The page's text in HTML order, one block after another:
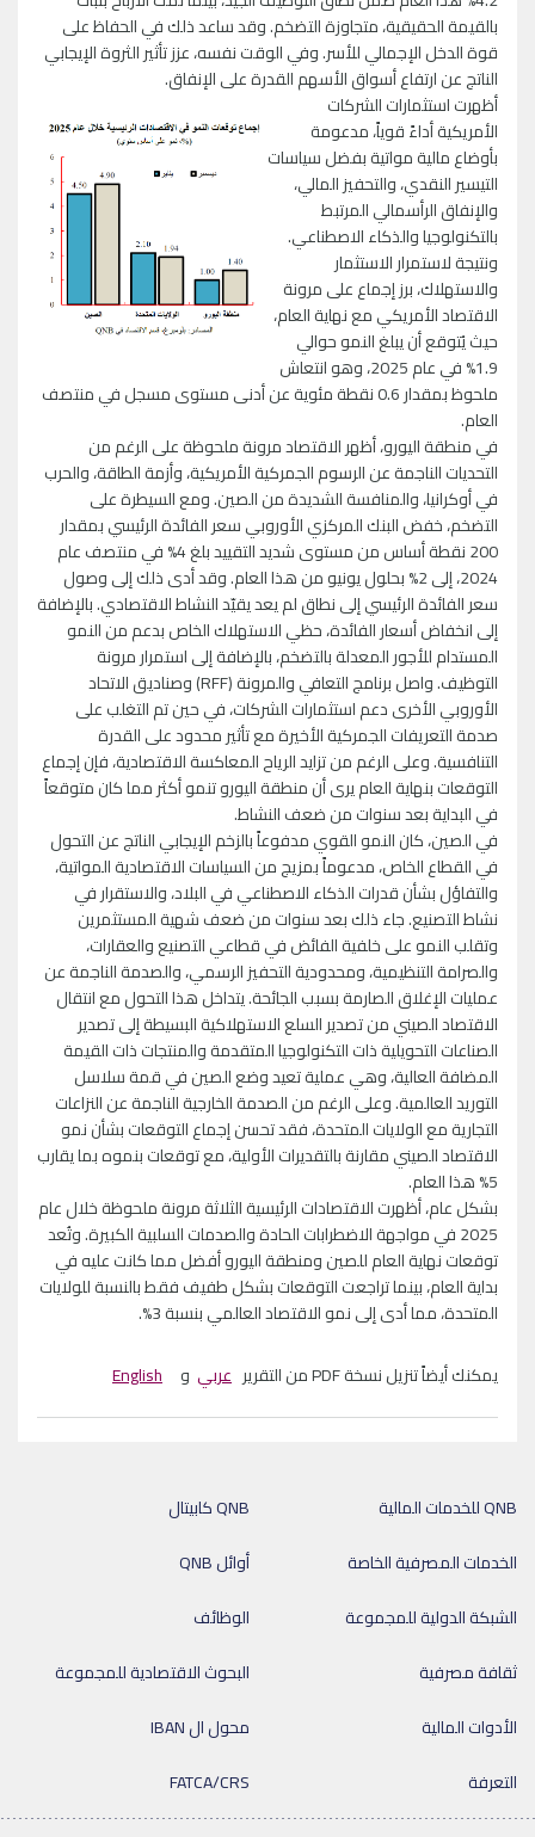
بالقيمة الحقيقية، متجاوزة التضخم. وقد ساعد ذلك في الحفاظ على
قوة الدخل الإجمالي للأسر. وفي الوقت نفسه، عزز تأثير الثروة الإيجابي
الناتج عن ارتفاع أسواق الأسهم القدرة على الإنفاق.
أظهرت استثمارات الشركات
الأمريكية أداءً قوياً، مدعومة
بأوضاع مالية مواتية بفضل سياسات
التيسير النقدي، والتحفيز المالي،
والإنفاق الرأسمالي المرتبط
بالتكنولوجيا والذكاء الاصطناعي.
ونتيجة لاستمرار الاستثمار
والاستهلاك، برز إجماع على مرونة
الاقتصاد الأمريكي مع نهاية العام،
حيث يُتوقع أن يبلغ النمو حوالي
1.9% في عام 2025، وهو انتعاش
ملحوظ بمقدار 0.6 نقطة مئوية عن أدنى مستوى مسجل في منتصف
العام.
في منطقة اليورو، أظهر الاقتصاد مرونة ملحوظة على الرغم من
التحديات الناجمة عن الرسوم الجمركية الأمريكية، وأزمة الطاقة، والحرب
في أوكرانيا، والمنافسة الشديدة من الصين. ومع السيطرة على
التضخم، خفض البنك المركزي الأوروبي سعر الفائدة الرئيسي بمقدار
200 نقطة أساس من مستوى شديد التقييد بلغ 4% في منتصف عام
2024، إلى 2% بحلول يونيو من هذا العام. وقد أدى ذلك إلى وصول
سعر الفائدة الرئيسي إلى نطاق لم يعد يقيّد النشاط الاقتصادي. بالإضافة
إلى انخفاض أسعار الفائدة، حظي الاستهلاك الخاص بدعم من النمو
المستدام للأجور المعدلة بالتضخم، بالإضافة إلى استمرار مرونة
التوظيف. واصل برنامج التعافي والمرونة (RFF) وصناديق الاتحاد
الأوروبي الأخرى دعم استثمارات الشركات، في حين تم التغلب على
صدمة التعريفات الجمركية الأخيرة مع تأثير محدود على القدرة
التنافسية. وعلى الرغم من تزايد الرياح المعاكسة الاقتصادية، فإن إجماع
التوقعات بنهاية العام يرى أن منطقة اليورو تنمو أكثر مما كان متوقعاً
في البداية بعد سنوات من ضعف النشاط.
في الصين، كان النمو القوي مدفوعاً بالزخم الإيجابي الناتج عن التحول
في القطاع الخاص، مدعوماً بمزيج من السياسات الاقتصادية المواتية،
والتفاؤل بشأن قدرات الذكاء الاصطناعي في البلاد، والاستقرار في
نشاط التصنيع. جاء ذلك بعد سنوات من ضعف شهية المستثمرين
وتقلب النمو على خلفية الفائض في قطاعي التصنيع والعقارات،
والصرامة التنظيمية، ومحدودية التحفيز الرسمي، والصدمة الناجمة عن
عمليات الإغلاق الصارمة بسبب الجائحة. يتداخل هذا التحول مع انتقال
الاقتصاد الصيني من تصدير السلع الاستهلاكية البسيطة إلى تصدير
الصناعات التحويلية ذات التكنولوجيا المتقدمة والمنتجات ذات القيمة
المضافة العالية، وهي عملية تعيد وضع الصين في قمة سلاسل
التوريد العالمية. وعلى الرغم من الصدمة الخارجية الناجمة عن النزاعات
التجارية مع الولايات المتحدة، فقد تحسن إجماع التوقعات بشأن نمو
الاقتصاد الصيني مقارنة بالتقديرات الأولية، مع توقعات بنموه بما يقارب
5% هذا العام.
بشكل عام، أظهرت الاقتصادات الرئيسية الثلاثة مرونة ملحوظة خلال عام
2025 في مواجهة الاضطرابات الحادة والصدمات السلبية الكبيرة. وتُعد
توقعات نهاية العام للصين ومنطقة اليورو أفضل مما كانت عليه في
بداية العام، بينما تراجعت التوقعات بشكل طفيف فقط بالنسبة للولايات
المتحدة، مما أدى إلى نمو الاقتصاد العالمي بنسبة 3%.
يمكنك أيضاً تنزيل نسخة PDF من التقرير
عربي و English
QNB كابيتال
QNB للخدمات المالية
أوائل QNB
الخدمات المصرفية الخاصة
الوظائف
الشبكة الدولية للمجموعة
البحوث الاقتصادية للمجموعة
ثقافة مصرفية
محول ال IBAN
الأدوات المالية
FATCA/CRS
التعرفة